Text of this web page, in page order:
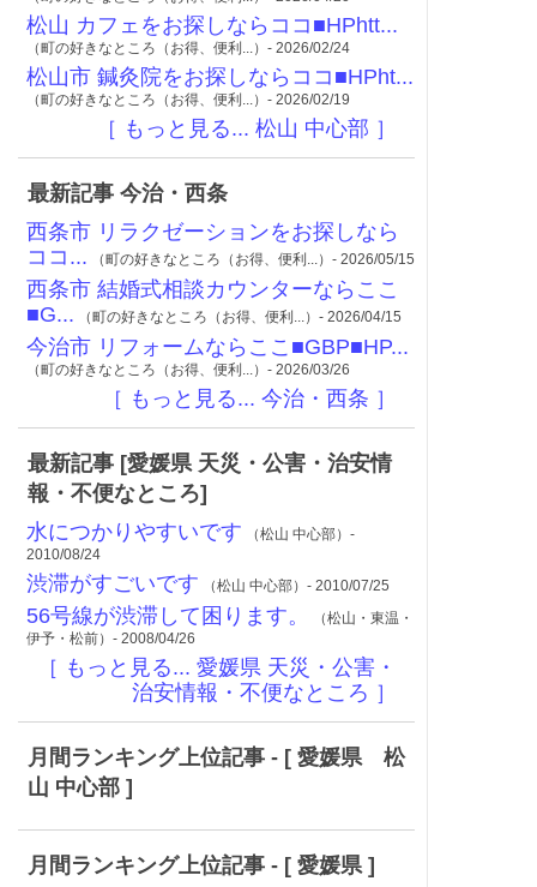
松山 カフェをお探しならココ■HPhtt...
（町の好きなところ（お得、便利...）- 2026/02/24
松山市 鍼灸院をお探しならココ■HPht...
（町の好きなところ（お得、便利...）- 2026/02/19
［ もっと見る... 松山 中心部 ］
最新記事 今治・西条
西条市 リラクゼーションをお探しなら
ココ... （町の好きなところ（お得、便利...）- 2026/05/15
西条市 結婚式相談カウンターならここ
■G... （町の好きなところ（お得、便利...）- 2026/04/15
今治市 リフォームならここ■GBP■HP...
（町の好きなところ（お得、便利...）- 2026/03/26
［ もっと見る... 今治・西条 ］
最新記事 [愛媛県 天災・公害・治安情
報・不便なところ]
水につかりやすいです （松山 中心部）-
2010/08/24
渋滞がすごいです （松山 中心部）- 2010/07/25
56号線が渋滞して困ります。
（松山・東温・
伊予・松前）- 2008/04/26
［ もっと見る... 愛媛県 天災・公害・
治安情報・不便なところ ］
月間ランキング上位記事 - [ 愛媛県 松
山 中心部 ]
月間ランキング上位記事 - [ 愛媛県 ]